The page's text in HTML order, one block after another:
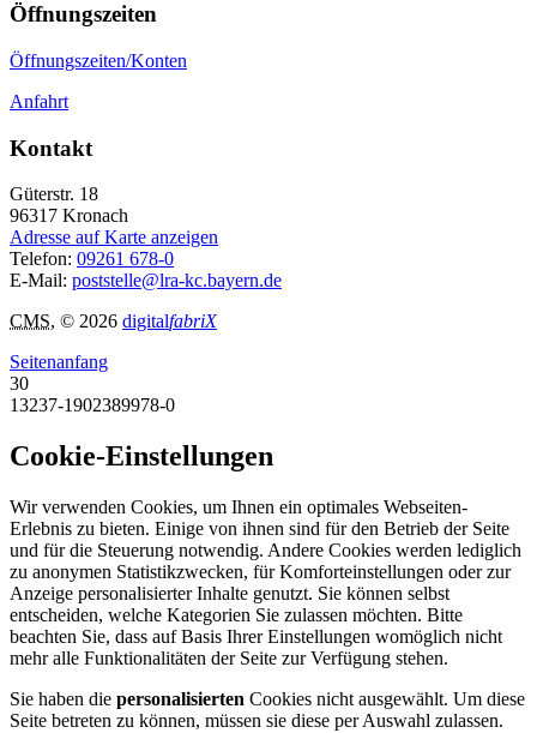
Öffnungszeiten
Öffnungszeiten/Konten
Anfahrt
Kontakt
Güterstr. 18
96317 Kronach
Adresse auf Karte anzeigen
Telefon: 09261 678-0
E-Mail: poststelle@lra-kc.bayern.de
CMS, © 2026 digitalfabriX
Seitenanfang
30
13237-1902389978-0
Cookie-Einstellungen
Wir verwenden Cookies, um Ihnen ein optimales Webseiten-
Erlebnis zu bieten. Einige von ihnen sind für den Betrieb der Seite
und für die Steuerung notwendig. Andere Cookies werden lediglich
zu anonymen Statistikzwecken, für Komforteinstellungen oder zur
Anzeige personalisierter Inhalte genutzt. Sie können selbst
entscheiden, welche Kategorien Sie zulassen möchten. Bitte
beachten Sie, dass auf Basis Ihrer Einstellungen womöglich nicht
mehr alle Funktionalitäten der Seite zur Verfügung stehen.
Sie haben die personalisierten Cookies nicht ausgewählt. Um diese
Seite betreten zu können, müssen sie diese per Auswahl zulassen.